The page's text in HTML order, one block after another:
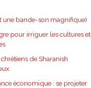
une bande-son magnifique)
pour irriguer les cultures et
de Sharanish
économique : se projeter